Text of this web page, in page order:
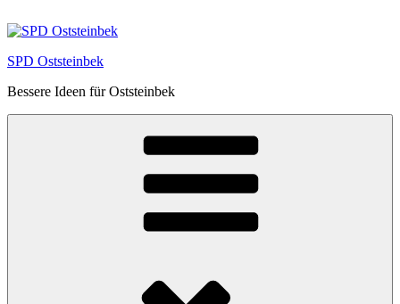
Inhalt
SPD Oststeinbek
Bessere Ideen für Oststeinbek